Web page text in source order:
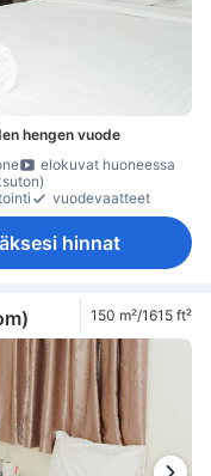
hengen vuode
elokuvat huoneessa
vuodevaatteet
hinnat
150 m²/1615 ft²